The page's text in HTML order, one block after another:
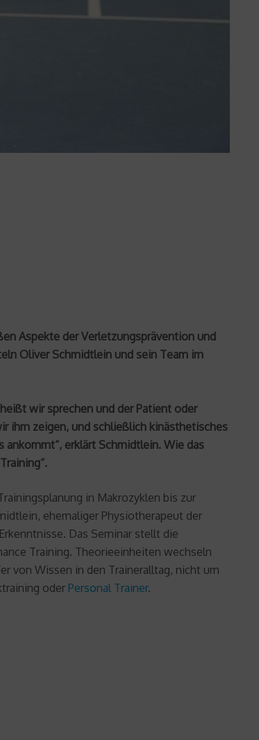
Aspekte der Verletzungsprävention und
Oliver Schmidtlein und sein Team im
wir sprechen und der Patient oder
ihm zeigen, und schließlich kinästhetisches
erklärt Schmidtlein. Wie das
in Makrozyklen bis zur
ehemaliger Physiotherapeut der
Das Seminar stellt die
Training. Theorieeinheiten wechseln
von Wissen in den Traineralltag, nicht um
oder Personal Trainer.